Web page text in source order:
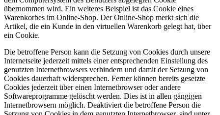
übernommen wird. Ein weiteres Beispiel ist das Cookie eines
Warenkorbes im Online-Shop. Der Online-Shop merkt sich die
Artikel, die ein Kunde in den virtuellen Warenkorb gelegt hat, über
ein Cookie.
Die betroffene Person kann die Setzung von Cookies durch unsere
Internetseite jederzeit mittels einer entsprechenden Einstellung des
genutzten Internetbrowsers verhindern und damit der Setzung von
Cookies dauerhaft widersprechen. Ferner können bereits gesetzte
Cookies jederzeit über einen Internetbrowser oder andere
Softwareprogramme gelöscht werden. Dies ist in allen gängigen
Internetbrowsern möglich. Deaktiviert die betroffene Person die